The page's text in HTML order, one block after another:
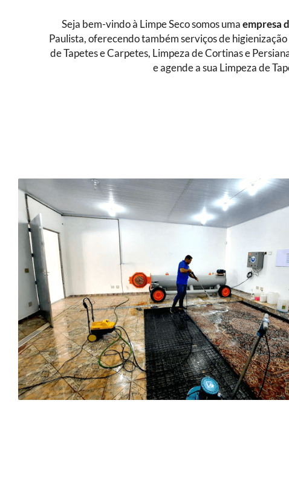
Seja bem-vindo à Limpe Seco somos uma empresa
Paulista, oferecendo também serviços de
de Tapetes e Carpetes, Limpeza de Cortinas e
e agende a sua Limpeza de